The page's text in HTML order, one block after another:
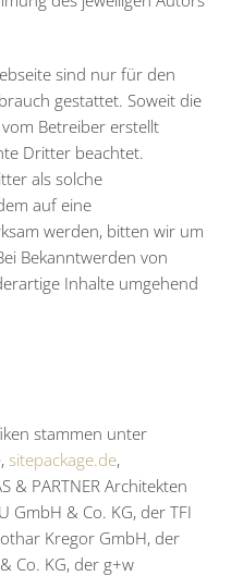
sind nur für den
gestattet. Soweit die
Betreiber erstellt
Dritter beachtet.
als solche
auf eine
werden, bitten wir um
Bekanntwerden von
Inhalte umgehend
stammen unter
, sitepackage.de,
& PARTNER Architekten
GmbH & Co. KG, der TFI
Kregor GmbH, der
Co. KG, der g+w